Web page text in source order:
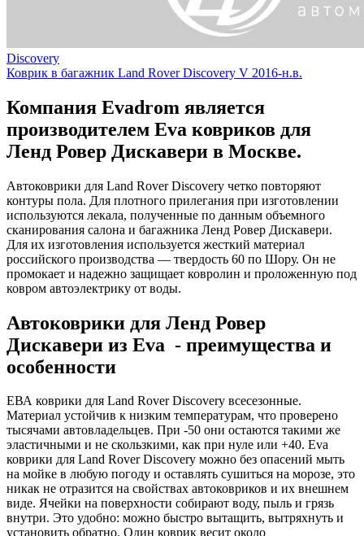
Discovery
Коврик в багажник Land Rover Discovery V 2016-н.в.
Компания Evadrom является
производителем Eva ковриков для
Ленд Ровер Дискавери в Москве.
Автоковрики для Land Rover Discovery четко повторяют
контуры пола. Для плотного прилегания при изготовлении
используются лекала, полученные по данным объемного
сканирования салона и багажника Ленд Ровер Дискавери.
Для их изготовления используется жесткий материал
российского производства — твердость 60 по Шору. Он не
промокает и надежно защищает ковролин и проложенную под
ковром автоэлектрику от воды.
Автоковрики для Ленд Ровер
Дискавери из Eva - преимущества и
особенности
ЕВА коврики для Land Rover Discovery всесезонные.
Материал устойчив к низким температурам, что проверено
тысячами автовладельцев. При -50 они остаются такими же
эластичными и не скользкими, как при нуле или +40. Eva
коврики для Land Rover Discovery можно без опасений мыть
на мойке в любую погоду и оставлять сушиться на морозе, это
никак не отразится на свойствах автоковриков и их внешнем
виде. Ячейки на поверхности собирают воду, пыль и грязь
внутри. Это удобно: можно быстро вытащить, вытряхнуть и
установить обратно. Один коврик весит около